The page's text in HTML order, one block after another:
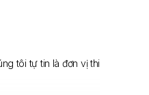
tôi tự tin là đơn vị thi